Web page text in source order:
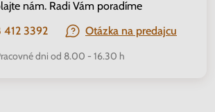
nám. Radi Vám poradíme
412 3392
Otázka na predajcu
dni od 8.00 - 16.30 h